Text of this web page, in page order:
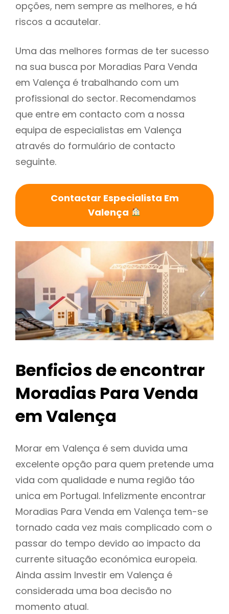
opções, nem sempre as melhores, e há
riscos a acautelar.
Uma das melhores formas de ter sucesso
na sua busca por Moradias Para Venda
em Valença é trabalhando com um
profissional do sector. Recomendamos
que entre em contacto com a nossa
equipa de especialistas em Valença
através do formulário de contacto
seguinte.
Contactar Especialista Em
Valença
Benficios de encontrar
Moradias Para Venda
em Valença
Morar em Valença é sem duvida uma
excelente opção para quem pretende uma
vida com qualidade e numa região táo
unica em Portugal. Infelizmente encontrar
Moradias Para Venda em Valença tem-se
tornado cada vez mais complicado com o
passar do tempo devido ao impacto da
currente situação económica europeia.
Ainda assim Investir em Valença é
considerada uma boa decisão no
momento atual.